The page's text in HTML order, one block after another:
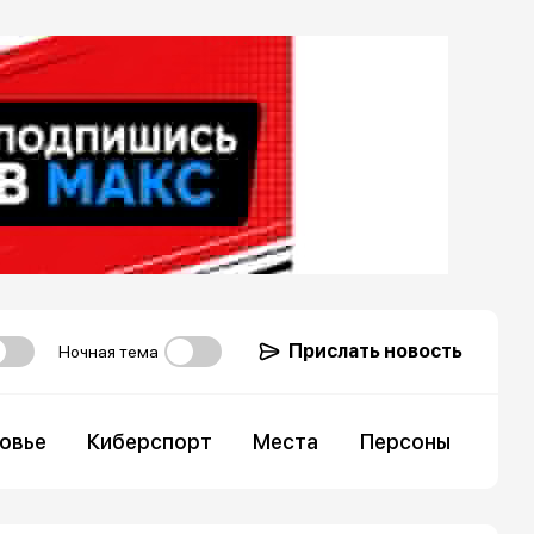
Ночная тема Прислать новость
Киберспорт Места Персоны